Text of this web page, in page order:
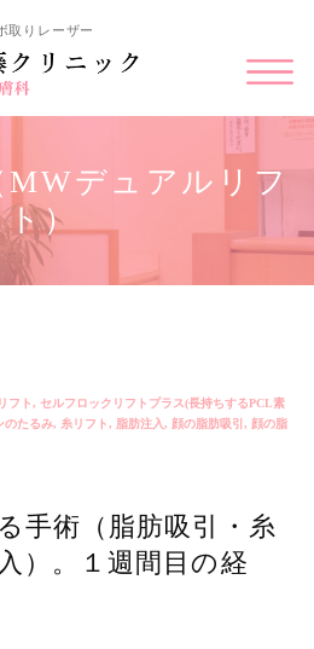
取りレーザー
デュアルリフ
ト）
フト, セルフロックリフトプラス(長持ちするPCL素
のたるみ, 糸リフト, 脂肪注入, 顔の脂肪吸引 , 顔の脂
手術（脂肪吸引・糸
）。１週間目の経